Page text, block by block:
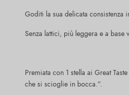
Goditi la sua delicata consistenza
Senza lattici, più leggera e a base
Premiata con 1 stella ai Great
che si scioglie in bocca.”.